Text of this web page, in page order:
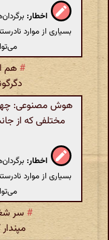
اخطار:
بسیاری از موارد
#هم
هوش مصنوعی:
مختلفی که از
اخطار:
بسیاری از موارد
# سر